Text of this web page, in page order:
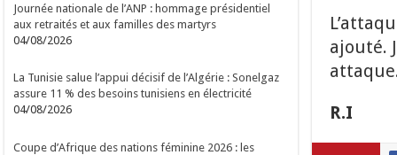
ajouté.
R.I
Journée nationale de l’ANP : hommage présidentiel
aux retraités et aux familles des martyrs
04/08/2026
La Tunisie salue l’appui décisif de l’Algérie : Sonelgaz
assure 11 % des besoins tunisiens en électricité
04/08/2026
Coupe d’Afrique des nations féminine 2026 : les